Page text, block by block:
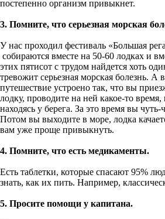
постепенно организм привыкнет.
3. Помните, что серьезная морская
У нас проходил фестиваль «Большая
собираются вместе на 50-60 лодках и
этих пятисот с трудом найдется хоть
тревожит серьезная морская болезнь. А
путешествие устроено так, что вы
лодку, проводите на ней какое-то время,
находясь у берега. За это время вы
Потом вы выходите в море, лодка
вам уже проще привыкнуть.
4. Помните, что есть медикаменты.
Есть таблетки, которые спасают 95%
знать, как их пить. Например,
5. Просите помощи у капитана.